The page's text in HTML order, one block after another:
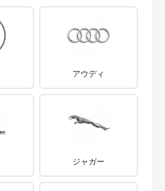
アウディ
ジャガー